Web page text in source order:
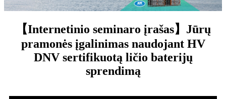
【Internetinio seminaro įrašas】Jūrų
pramonės įgalinimas naudojant HV
DNV sertifikuotą ličio baterijų
sprendimą